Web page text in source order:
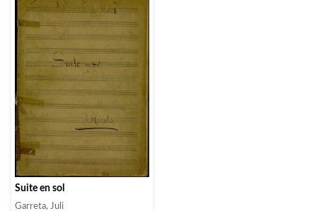
Suite en sol
Garreta, Juli